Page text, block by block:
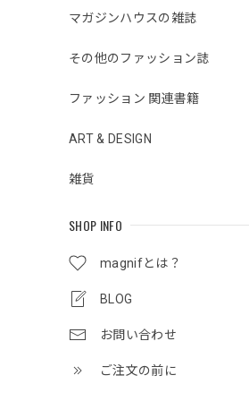
マガジンハウスの雑誌
その他のファッション誌
ファッション 関連書籍
ART & DESIGN
雑貨
SHOP INFO
magnifとは？
BLOG
お問い合わせ
ご注文の前に